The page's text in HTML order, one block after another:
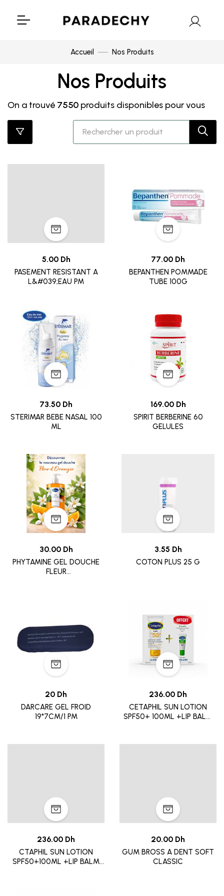
Accueil Nos Produits
Nos Produits
On a trouvé 7550 produits disponibles pour vous
5.00 Dh
PASEMENT RESISTANT A
L&#039;EAU PM
77.00 Dh
BEPANTHEN POMMADE
TUBE 100G
73.50 Dh
STERIMAR BEBE NASAL 100
ML
169.00 Dh
SPIRIT BERBERINE 60
GELULES
30.00 Dh
PHYTAMINE GEL DOUCHE
FLEUR
3.55 Dh
COTON PLUS 25 G
20 Dh
DARCARE GEL FROID
19*7CM/1 PM
236.00 Dh
CETAPHIL SUN LOTION
SPF50+ 100ML +LIP BALM
236.00 Dh
CTAPHIL SUN LOTION
SPF50+100ML +LIP BALM
20.00 Dh
GUM BROSS A DENT SOFT
CLASSIC